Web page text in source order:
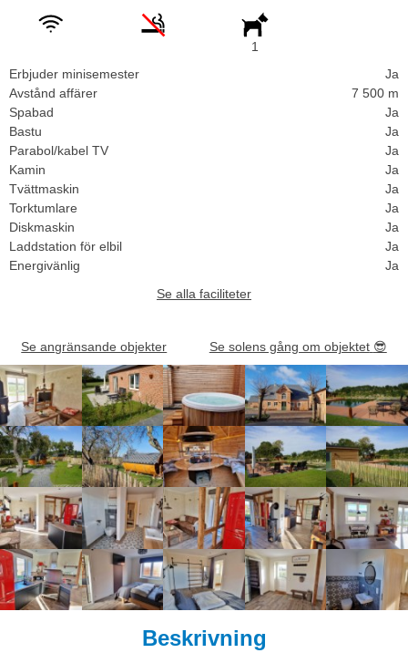
1
Erbjuder minisemester
Ja
Avstånd affärer
7 500 m
Spabad
Ja
Bastu
Ja
Parabol/kabel TV
Ja
Kamin
Ja
Tvättmaskin
Ja
Torktumlare
Ja
Diskmaskin
Ja
Laddstation för elbil
Ja
Energivänlig
Ja
Se alla faciliteter
Se angränsande objekter Se solens gång om objektet 😎
Beskrivning